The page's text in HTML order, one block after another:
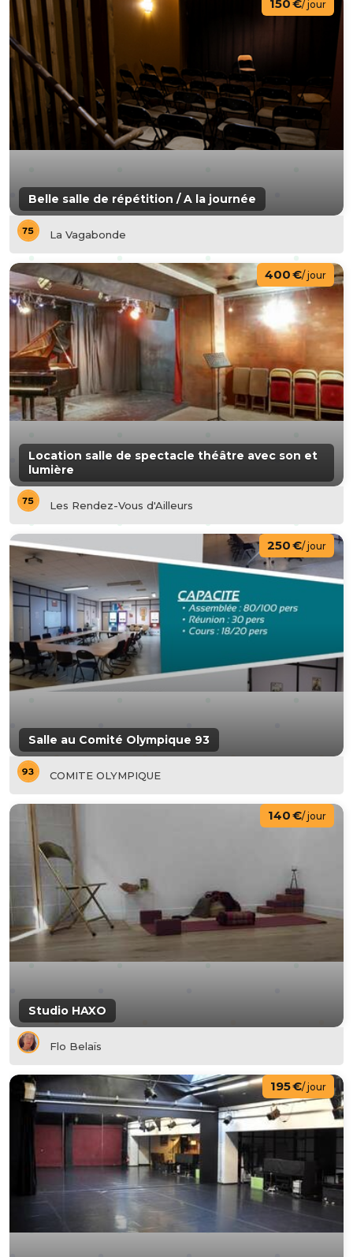
Belle salle de répétition / A la journée
150 €/ jour
La Vagabonde
Location salle de spectacle théâtre avec son et
lumière
400 €/ jour
Les Rendez-Vous d'Ailleurs
Salle au Comité Olympique 93
250 €/ jour
COMITE OLYMPIQUE
Studio HAXO
140 €/ jour
Flo Belaïs
195 €/ jour